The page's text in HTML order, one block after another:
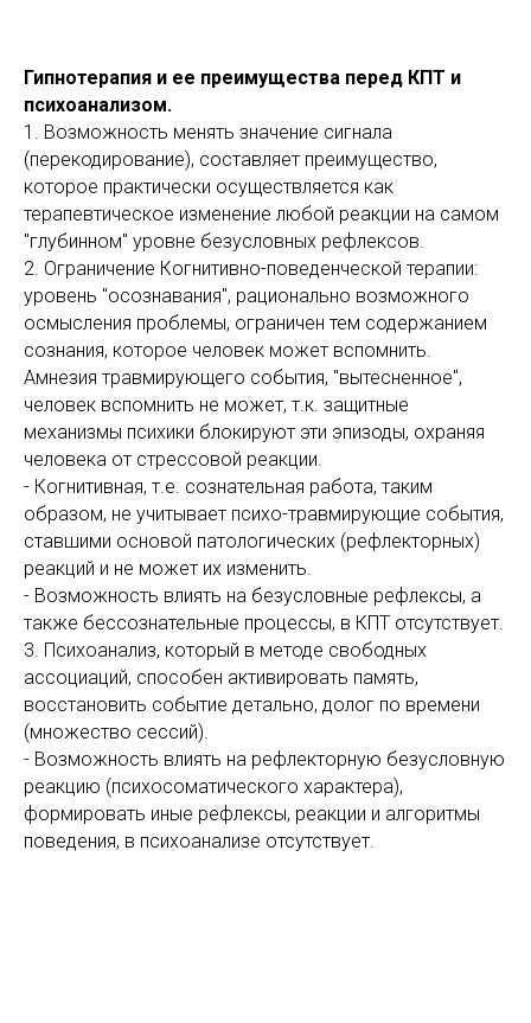
Гипнотерапия и ее преимущества перед КПТ и
психоанализом.
1. Возможность менять значение сигнала
(перекодирование), составляет преимущество,
которое практически осуществляется как
терапевтическое изменение любой реакции на самом
"глубинном" уровне безусловных рефлексов.
2. Ограничение Когнитивно-поведенческой терапии:
уровень "осознавания", рационально возможного
осмысления проблемы, ограничен тем содержанием
сознания, которое человек может вспомнить.
Амнезия травмирующего события, "вытесненное",
человек вспомнить не может, т.к. защитные
механизмы психики блокируют эти эпизоды, охраняя
человека от стрессовой реакции.
- Когнитивная, т.е. сознательная работа, таким
образом, не учитывает психо-травмирующие события,
ставшими основой патологических (рефлекторных)
реакций и не может их изменить.
- Возможность влиять на безусловные рефлексы, а
также бессознательные процессы, в КПТ отсутствует.
3. Психоанализ, который в методе свободных
ассоциаций, способен активировать память,
восстановить событие детально, долог по времени
(множество сессий).
- Возможность влиять на рефлекторную безусловную
реакцию (психосоматического характера),
формировать иные рефлексы, реакции и алгоритмы
поведения, в психоанализе отсутствует.